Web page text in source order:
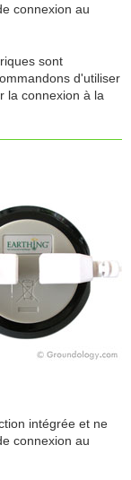
connexion au
sont
d'utiliser
la connexion à la
intégrée et ne
connexion au